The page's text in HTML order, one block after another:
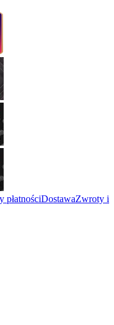
płatnościDostawaZwroty i